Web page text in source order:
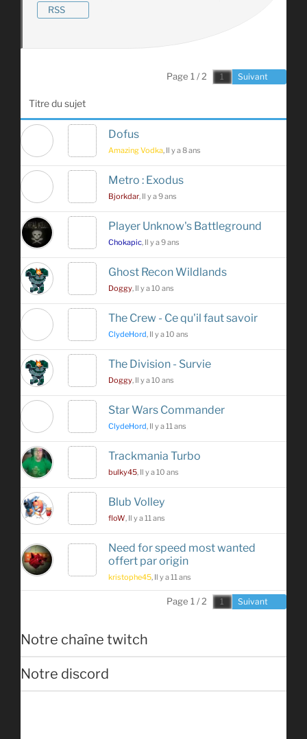
RSS
Page 1 / 2 Suivant
Titre du sujet
Dofus
Amazing Vodka , Il y a 8 ans
Metro : Exodus
Bjorkdar , Il y a 9 ans
Player Unknow's Battleground
Chokapic , Il y a 9 ans
Ghost Recon Wildlands
Doggy , Il y a 10 ans
The Crew - Ce qu'il faut savoir
ClydeHord , Il y a 10 ans
The Division - Survie
Doggy , Il y a 10 ans
Star Wars Commander
ClydeHord , Il y a 11 ans
Trackmania Turbo
bulky45 , Il y a 10 ans
Blub Volley
floW , Il y a 11 ans
Need for speed most wanted
offert par origin
kristophe45 , Il y a 11 ans
Page 1 / 2 Suivant
Notre chaîne twitch
Notre discord